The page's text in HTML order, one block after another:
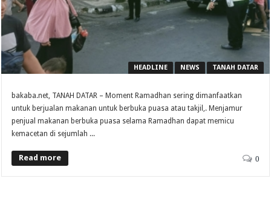
HEADLINE NEWS TANAH DATAR
bakaba.net, TANAH DATAR – Moment Ramadhan sering dimanfaatkan
untuk berjualan makanan untuk berbuka puasa atau takjil,. Menjamur
penjual makanan berbuka puasa selama Ramadhan dapat memicu
kemacetan di sejumlah ...
Read more 0